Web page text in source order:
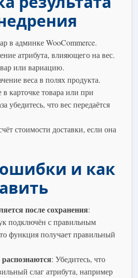
в админке WooCommerce.
атрибута, влияющего на вес.
или вариацию.
веса в полях продукта.
карточке товара или при
убедитесь, что вес передаётся
стоимости доставки, если она
и как
после сохранения:
подключён с правильным
функция получает правильный
: Убедитесь, что
слаг атрибута, например